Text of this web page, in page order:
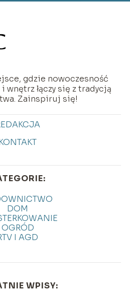
gdzie nowoczesność
łączy się z tradycją
Zainspiruj się!
DOM
OGRÓD
I AGD
WPISY: